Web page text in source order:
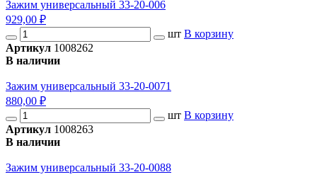
Зажим универсальный 33-20-006
929,00 ₽
шт В корзину
Артикул 1008262
В наличии
Зажим универсальный 33-20-0071
880,00 ₽
шт В корзину
Артикул 1008263
В наличии
Зажим универсальный 33-20-0088